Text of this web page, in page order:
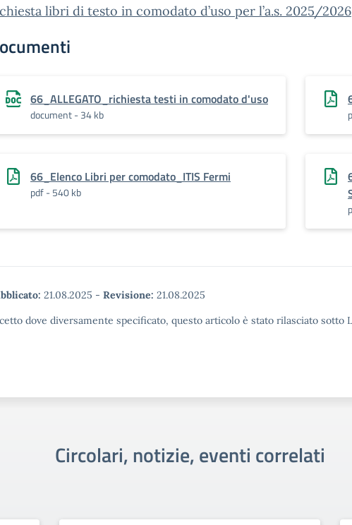
libri di testo in comodato d’uso per l’a.s. 2025/2026
66_ALLEGATO_richiesta testi in comodato d'uso
document - 34 kb
66_Elenco Libri per comodato_ITIS Fermi
pdf - 540 kb
21.08.2025 - Revisione: 21.08.2025
dove diversamente specificato, questo articolo è stato rilasciato
Circolari, notizie, eventi correlati